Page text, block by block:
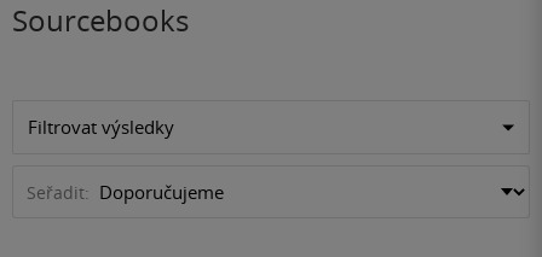
Sourcebooks
Filtrovat výsledky
Seřadit: